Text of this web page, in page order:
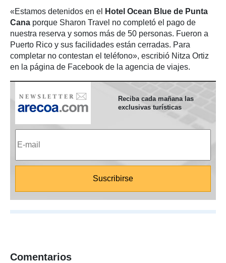
«Estamos detenidos en el
Hotel Ocean Blue de Punta
Cana porque Sharon Travel no completó el pago de
nuestra reserva y somos más de 50 personas. Fueron a
Puerto Rico y sus facilidades están cerradas. Para
completar no contestan el teléfono», escribió Nitza Ortiz
en la página de Facebook de la agencia de viajes.
Reciba cada mañana las
exclusivas turísticas
Comentarios